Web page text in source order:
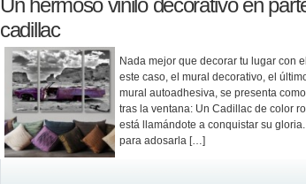
Un hermoso vinilo decorativo en
cadillac
Nada mejor que decorar tu lugar con
este caso, el mural decorativo, el
mural autoadhesiva, se presenta
tras la ventana: Un Cadillac de color
está llamándote a conquistar su
para adosarla […]